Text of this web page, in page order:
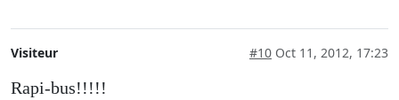
Visiteur #10 Oct 11, 2012, 17:23
Rapi-bus!!!!!